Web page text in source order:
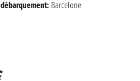
débarquement: Barcelone